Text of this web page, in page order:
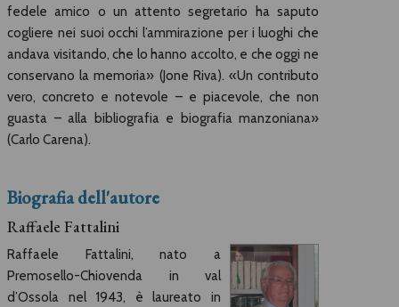
fedele amico o un attento segretario ha saputo
cogliere nei suoi occhi l’ammirazione per i luoghi che
andava visitando, che lo hanno accolto, e che oggi ne
conservano la memoria» (Jone Riva). «Un contributo
vero, concreto e notevole – e piacevole, che non
guasta – alla bibliografia e biografia manzoniana»
(Carlo Carena).
Biografia dell'autore
Raffaele Fattalini
Raffaele Fattalini, nato a
Premosello-Chiovenda in val
d’Ossola nel 1943, è laureato in